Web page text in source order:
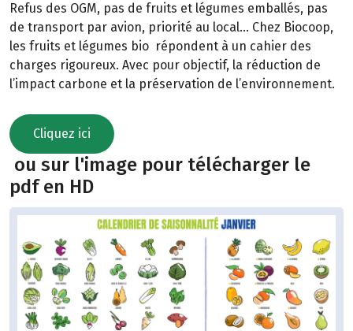
Refus des OGM, pas de fruits et légumes emballés, pas
de transport par avion, priorité au local… Chez Biocoop,
les fruits et légumes bio répondent à un cahier des
charges rigoureux. Avec pour objectif, la réduction de
l’impact carbone et la préservation de l’environnement.
Cliquez ici
ou sur l'image pour télécharger le
pdf en HD